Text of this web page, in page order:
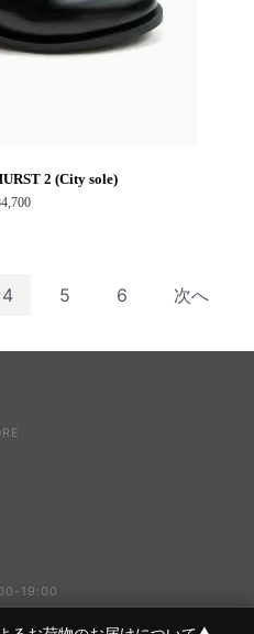
2 (City sole)
4 5 6 次へ
19:00